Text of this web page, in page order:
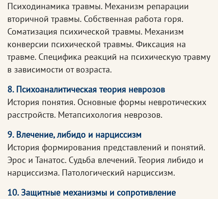
Психодинамика травмы. Механизм репарации
вторичной травмы. Собственная работа горя.
Соматизация психической травмы. Механизм
конверсии психической травмы. Фиксация на
травме. Специфика реакций на психическую травму
в зависимости от возраста.
8. Психоаналитическая теория неврозов
История понятия. Основные формы невротических
расстройств. Метапсихология неврозов.
9. Влечение, либидо и нарциссизм
История формирования представлений и понятий.
Эрос и Танатос. Судьба влечений. Теория либидо и
нарциссизма. Патологический нарциссизм.
10. Защитные механизмы и сопротивление